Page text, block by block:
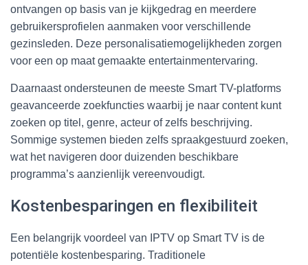
ontvangen op basis van je kijkgedrag en meerdere
gebruikersprofielen aanmaken voor verschillende
gezinsleden. Deze personalisatiemogelijkheden zorgen
voor een op maat gemaakte entertainmentervaring.
Daarnaast ondersteunen de meeste Smart TV-platforms
geavanceerde zoekfuncties waarbij je naar content kunt
zoeken op titel, genre, acteur of zelfs beschrijving.
Sommige systemen bieden zelfs spraakgestuurd zoeken,
wat het navigeren door duizenden beschikbare
programma’s aanzienlijk vereenvoudigt.
Kostenbesparingen en flexibiliteit
Een belangrijk voordeel van IPTV op Smart TV is de
potentiële kostenbesparing. Traditionele